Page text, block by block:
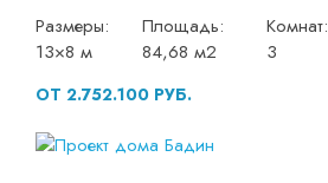
Размеры:
13×8 м
Площадь:
84,68 м2
Комнат:
3
ОТ 2.752.100 РУБ.